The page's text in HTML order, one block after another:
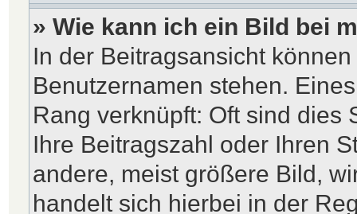
» Wie kann ich ein Bild bei
In der Beitragsansicht
Benutzernamen stehen.
Rang verknüpft: Oft sind dies
Ihre Beitragszahl oder Ihren
andere, meist größere Bild,
handelt sich hierbei in der